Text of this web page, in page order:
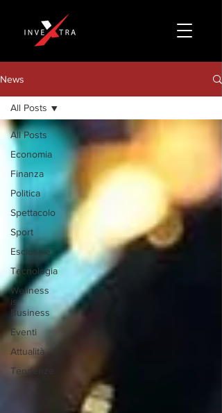
News
All Posts
Economia
Finanza
Politica
Spettacolo
Sport
Esclusive
Tecnologia
Wellness
is
Business
Eventi
Attualità
Tendenze
All Posts